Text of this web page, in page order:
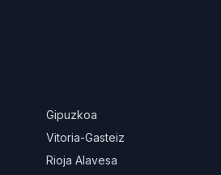
Gipuzkoa
Vitoria-Gasteiz
Rioja Alavesa